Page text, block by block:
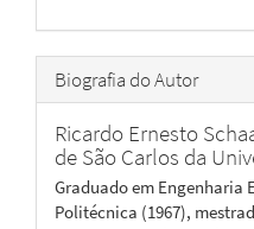
Biografia do Autor
Ricardo Ernesto
de São Carlos da
Graduado em Engenharia
Politécnica (1967),